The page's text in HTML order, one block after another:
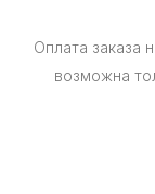
Оплата заказа
возможна